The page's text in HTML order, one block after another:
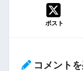
ポスト
コメント